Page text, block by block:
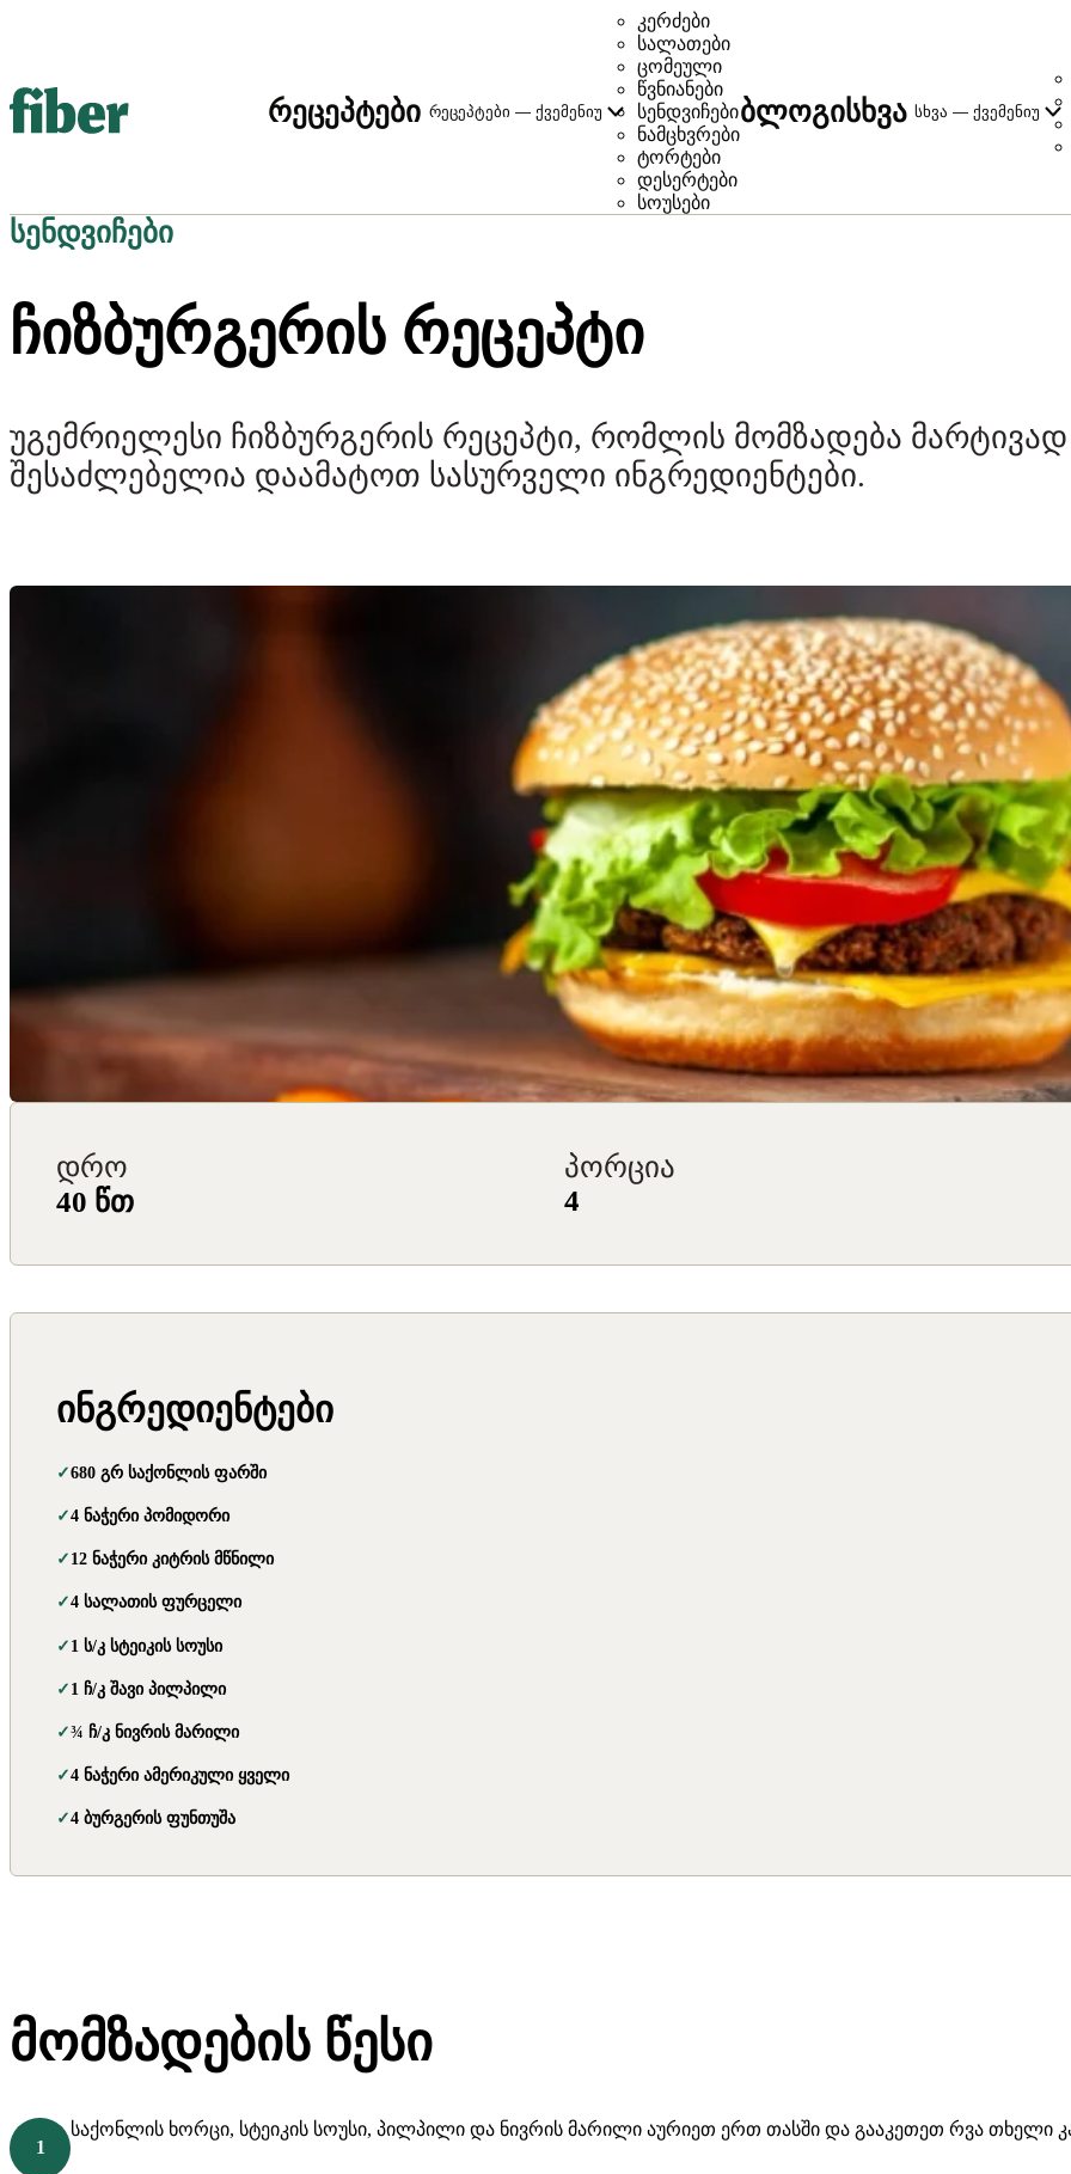
რეცეპტები რეცეპტები — ქვემენიუ
კერძები
სალათები
ცომეული
წვნიანები
სენდვიჩები
ნამცხვრები
ტორტები
დესერტები
სოუსები
ბლოგისხვა სხვა — ქვემენიუ
სენდვიჩები
ᲩᲘᲖᲑᲣᲠᲒᲔᲠᲘᲡ ᲠᲔᲪᲔᲞᲢᲘ
უგემრიელესი ჩიზბურგერის რეცეპტი, რომლის მომზადება
შესაძლებელია დაამატოთ სასურველი ინგრედიენტები.
მომზადების წესი
საქონლის ხორცი, სტეიკის სოუსი, პილპილი და ნივრის მარილი აურიეთ ერთ თასში და გააკეთეთ რვა თხელი
დრო
40 წთ
პორცია
4
ინგრედიენტები
680 გრ საქონლის ფარში
4 ნაჭერი პომიდორი
12 ნაჭერი კიტრის მწნილი
4 სალათის ფურცელი
1 ს/კ სტეიკის სოუსი
1 ჩ/კ შავი პილპილი
¾ ჩ/კ ნივრის მარილი
4 ნაჭერი ამერიკული ყველი
4 ბურგერის ფუნთუშა